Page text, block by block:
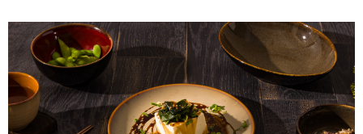
客戶支援中心」https://netprotections.freshdesk.com/support/home
【注意事項】
１．透過由恩沛科技股份有限公司提供之「AFTEE先享後付」服務完成之交
易，需依本服務之必要範圍內提供個人資料，並將交易相關給付款項請求債
權轉讓予恩沛科技股份有限公司。
２．關於個人資料處理事宜，請瀏覽以下網址：
https://aftee.tw/terms/#terms3